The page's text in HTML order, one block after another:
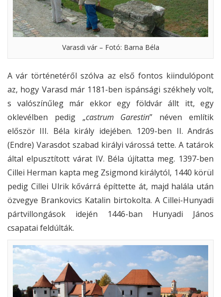
Varasdi vár – Fotó: Barna Béla
A vár történetéről szólva az első fontos kiindulópont
az, hogy Varasd már 1181-ben ispánsági székhely volt,
s valószínűleg már ekkor egy földvár állt itt, egy
oklevélben pedig „castrum Garestin” néven említik
először III. Béla király idejében. 1209-ben II. András
(Endre) Varasdot szabad királyi várossá tette. A tatárok
által elpusztított várat IV. Béla újítatta meg. 1397-ben
Cillei Herman kapta meg Zsigmond királytól, 1440 körül
pedig Cillei Ulrik kővárrá építtette át, majd halála után
özvegye Brankovics Katalin birtokolta. A Cillei-Hunyadi
pártvillongások idején 1446-ban Hunyadi János
csapatai feldúlták.